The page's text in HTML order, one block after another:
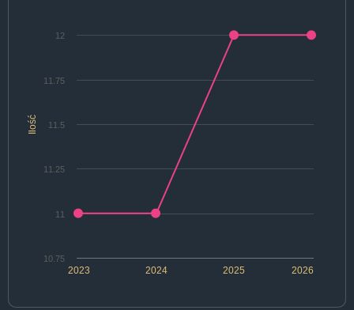
Ilość
2024 2026
2023 2025
10.75
11
11.25
11.5
11.75
12